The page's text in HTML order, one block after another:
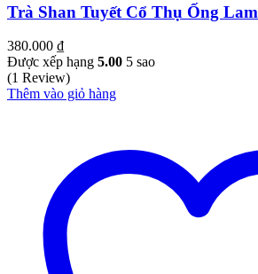
Trà Shan Tuyết Cổ Thụ Ống Lam
380.000 ₫
Được xếp hạng 5.00 5 sao
(1 Review)
Thêm vào giỏ hàng